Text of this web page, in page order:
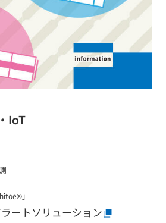
IoT
」
ートソリューション